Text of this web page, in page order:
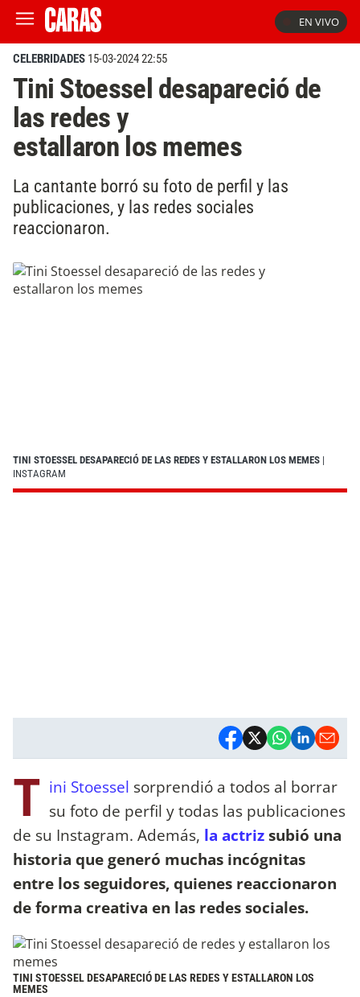
EN VIVO
CELEBRIDADES 15-03-2024 22:55
Tini Stoessel desapareció de
las redes y
estallaron los memes
La cantante borró su foto de perfil y las
publicaciones, y las redes sociales
reaccionaron.
TINI STOESSEL DESAPARECIÓ DE LAS REDES Y ESTALLARON LOS MEMES |
INSTAGRAM
T ini Stoessel sorprendió a todos al borrar
su foto de perfil y todas las publicaciones
de su Instagram. Además, la actrizsubió una
historia que generó muchas incógnitas
entre los seguidores, quienes reaccionaron
de forma creativa en las redes sociales.
TINI STOESSEL DESAPARECIÓ DE LAS REDES Y ESTALLARON LOS
MEMES